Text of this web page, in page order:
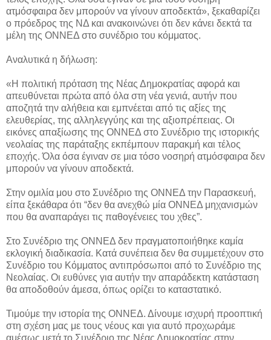
ατμόσφαιρα δεν μπορούν να γίνουν αποδεκτά», ξεκαθαρίζει
ο πρόεδρος της ΝΔ και ανακοινώνει ότι δεν κάνει δεκτά τα
μέλη της ΟΝΝΕΔ στο συνέδριο του κόμματος.
Αναλυτικά η δήλωση:
«Η πολιτική πρόταση της Νέας Δημοκρατίας αφορά και
απευθύνεται πρώτα από όλα στη νέα γενιά, αυτήν που
αποζητά την αλήθεια και εμπνέεται από τις αξίες της
ελευθερίας, της αλληλεγγύης και της αξιοπρέπειας. Οι
εικόνες απαξίωσης της ΟΝΝΕΔ στο Συνέδριο της ιστορικής
νεολαίας της παράταξης εκπέμπουν παρακμή και τέλος
εποχής. Όλα όσα έγιναν σε μια τόσο νοσηρή ατμόσφαιρα δεν
μπορούν να γίνουν αποδεκτά.
Στην ομιλία μου στο Συνέδριο της ΟΝΝΕΔ την Παρασκευή,
είπα ξεκάθαρα ότι “δεν θα ανεχθώ μία ΟΝΝΕΔ μηχανισμών
που θα αναπαράγει τις παθογένειες του χθες”.
Στο Συνέδριο της ΟΝΝΕΔ δεν πραγματοποιήθηκε καμία
εκλογική διαδικασία. Κατά συνέπεια δεν θα συμμετέχουν στο
Συνέδριο του Κόμματος αντιπρόσωποι από το Συνέδριο της
Νεολαίας. Οι ευθύνες για αυτήν την απαράδεκτη κατάσταση
θα αποδοθούν άμεσα, όπως ορίζει το καταστατικό.
Τιμούμε την ιστορία της ΟΝΝΕΔ. Δίνουμε ισχυρή προοπτική
στη σχέση μας με τους νέους και για αυτό προχωράμε
αμέσως μετά το Συνέδριο της Νέας Δημοκρατίας στην